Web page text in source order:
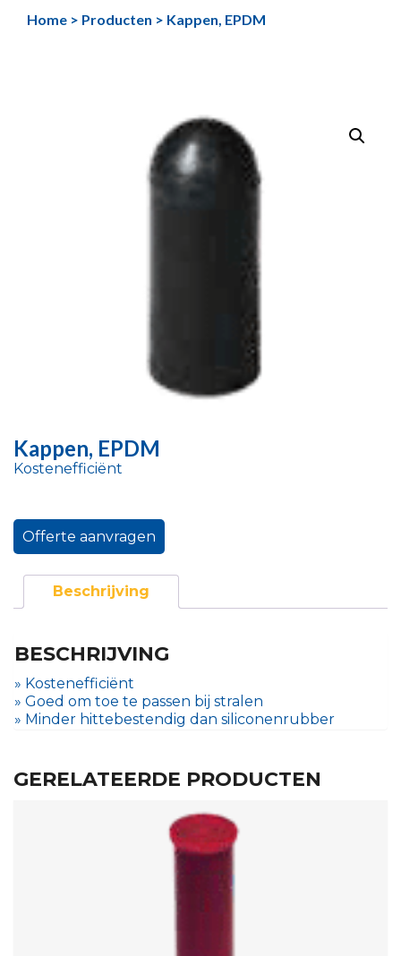
naarHome > Producten > Kappen, EPDM
Kappen, EPDM
Kostenefficiënt
Offerte aanvragen
Beschrijving
BESCHRIJVING
» Kostenefficiënt
» Goed om toe te passen bij stralen
» Minder hittebestendig dan siliconenrubber
GERELATEERDE PRODUCTEN